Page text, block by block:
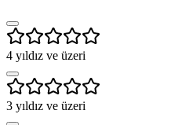
4 yıldız ve üzeri
3 yıldız ve üzeri